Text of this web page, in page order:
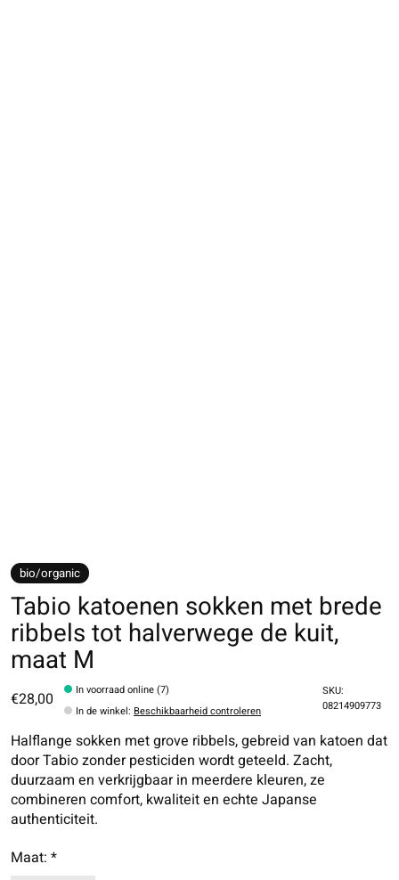
bio/organic
Tabio katoenen sokken met brede
ribbels tot halverwege de kuit,
maat M
€28,00
In voorraad online (7)
In de winkel: Beschikbaarheid controleren
SKU:
08214909773
Halflange sokken met grove ribbels, gebreid van katoen dat
door Tabio zonder pesticiden wordt geteeld. Zacht,
duurzaam en verkrijgbaar in meerdere kleuren, ze
combineren comfort, kwaliteit en echte Japanse
authenticiteit.
Maat: *